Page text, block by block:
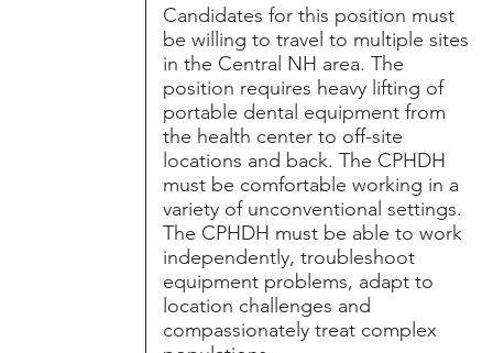
Candidates for this position must
be willing to travel to multiple sites
in the Central NH area. The
position requires heavy lifting of
portable dental equipment from
the health center to off-site
locations and back. The CPHDH
must be comfortable working in a
variety of unconventional settings.
The CPHDH must be able to work
independently, troubleshoot
equipment problems, adapt to
location challenges and
compassionately treat complex